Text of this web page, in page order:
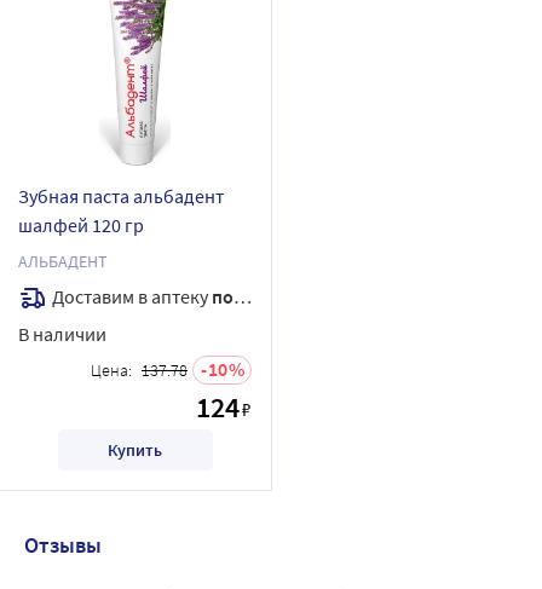
Зубная паста альбадент
шалфей 120 гр
АЛЬБАДЕНТ
Доставим в аптеку послезавтра
В наличии
Цена: 137.78 10
124₽
Купить
Отзывы